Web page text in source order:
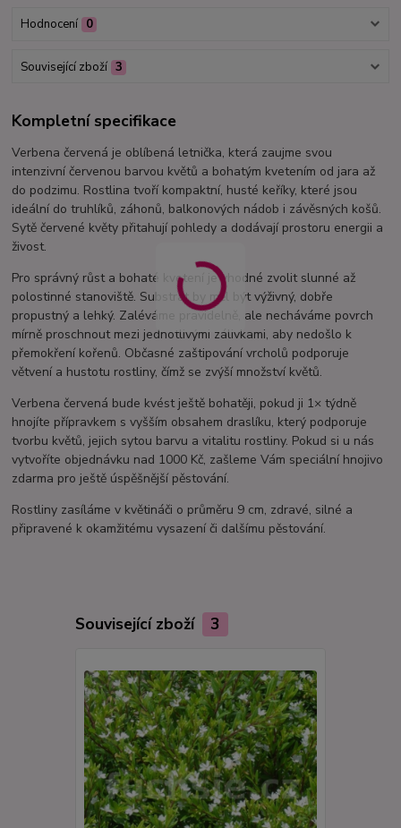
Hodnocení 0
Související zboží 3
Kompletní specifikace
Verbena červená je oblíbená letnička, která zaujme svou
intenzivní červenou barvou květů a bohatým kvetením od jara až
do podzimu. Rostlina tvoří kompaktní, husté keříky, které jsou
ideální do truhlíků, záhonů, balkonových nádob i závěsných košů.
Sytě červené květy přitahují pohledy a dodávají prostoru energii a
živost.
Pro správný růst a bohaté kvetení je vhodné zvolit slunné až
polostinné stanoviště. Substrát by měl být výživný, dobře
propustný a lehký. Zaléváme pravidelně, ale necháváme povrch
mírně proschnout mezi jednotlivými zálivkami, aby nedošlo k
přemokření kořenů. Občasné zaštipování vrcholů podporuje
větvení a hustotu rostliny, čímž se zvýší množství květů.
Verbena červená bude kvést ještě bohatěji, pokud ji 1× týdně
hnojíte přípravkem s vyšším obsahem draslíku, který podporuje
tvorbu květů, jejich sytou barvu a vitalitu rostliny. Pokud si u nás
vytvoříte objednávku nad 1000 Kč, zašleme Vám speciální hnojivo
zdarma pro ještě úspěšnější pěstování.
Rostliny zasíláme v květináči o průměru 9 cm, zdravé, silné a
připravené k okamžitému vysazení či dalšímu pěstování.
Související zboží 3